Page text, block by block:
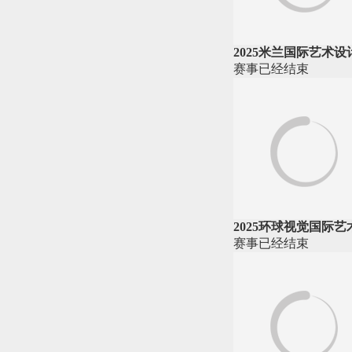
2025米兰国际艺术设
赛事已经结束
2025环球视觉国际艺
赛事已经结束